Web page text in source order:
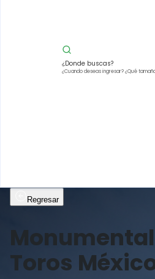
¿Donde buscas?
¿Cuando deseas ingresar?¿Qué
Regresar
Monumental
Toros